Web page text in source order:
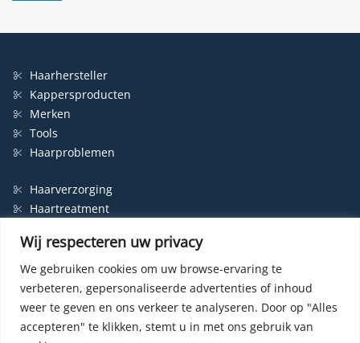
Wij respecteren uw privacy
We gebruiken cookies om uw browse-ervaring te
verbeteren, gepersonaliseerde advertenties of inhoud
weer te geven en ons verkeer te analyseren. Door op "Alles
accepteren" te klikken, stemt u in met ons gebruik van
Haarhersteller
Kappersproducten
Merken
Tools
Haarproblemen
Haarverzorging
Haartreatment
Styling
Shampoo
Haarverf
Permanente haarverf